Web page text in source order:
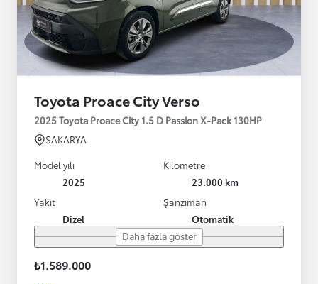
Toyota Proace City Verso
2025 Toyota Proace City 1.5 D Passion X-Pack 130HP
SAKARYA
Model yılı
2025
Kilometre
23.000 km
Yakıt
Dizel
Şanzıman
Otomatik
Daha fazla göster
₺1.589.000